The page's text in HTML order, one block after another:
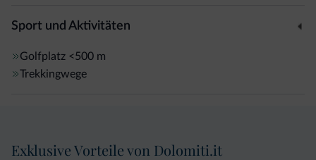
Sport und Aktivitäten
Golfplatz <500 m
Trekkingwege
Exklusive Vorteile von Dolomiti.it